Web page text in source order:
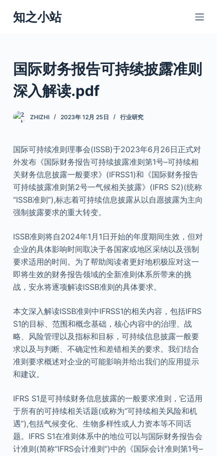
跳
过
知之小站
国际财务报告可持续披露准则
深入解读.pdf
ZHIZHI 2023年 12月 25日 行业研究
国际可持续准则理事会(ISSB)于2023年6月26日正式对
外发布《国际财务报告可持续披露准则第1号–可持续相
关财务信息披露一般要求》(IFRSS1)和《国际财务报告
可持续披露准则第2号一气候相关披露》(IFRS S2)(统称
“ISSB准则”),标志着可持续信息披露从以自愿披露为主向
强制披露要求的重大转变。
ISSB准则将自2024年1月1日开始的年度期间生效，但对
企业的具体影响时间取决于各国家或地区采纳以及强制
要求适用的时间。为了帮助阅读者更好地积极应对这一
即将生效的财务报告领域的全新准则体系所带来的挑
战，安永将逐项解读ISSB准则的具体要求。
本文深入解读ISSB准则中IFRSS1的相关内容，包括IFRS
S1的目标、范围和概念基础，核心内容中的治理、战
略、风险管理以及指标和目标，可持续信息披露一般要
求以及与判断、不确定性和差错相关的要求。我们结合
准则要求概述对企业的可能影响并给出我们的应用提示
和建议。
IFRS S1是可持续财务信息披露的一般要求准则，它适用
于所有的可持续相关话题(或称为“可持续相关风险和机
遇”),包括气候变化、生物多样性或人力资本等不同话
题。IFRS S1在准则体系中的地位可以与国际财务报告会
计准则(简称“IFRS会计准则”)中的《国际会计准则第1号–